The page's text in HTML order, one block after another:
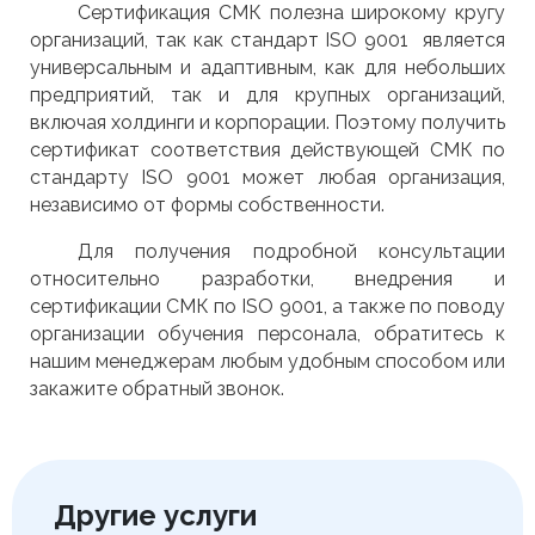
Сертификация СМК полезна широкому кругу
организаций, так как стандарт ISO 9001 является
универсальным и адаптивным, как для небольших
предприятий, так и для крупных организаций,
включая холдинги и корпорации. Поэтому получить
сертификат соответствия действующей СМК по
стандарту ISО 9001 может любая организация,
независимо от формы собственности.
Для получения подробной консультации
относительно разработки, внедрения и
сертификации СМК по ISО 9001, а также по поводу
организации обучения персонала, обратитесь к
нашим менеджерам любым удобным способом или
закажите обратный звонок.
Другие услуги